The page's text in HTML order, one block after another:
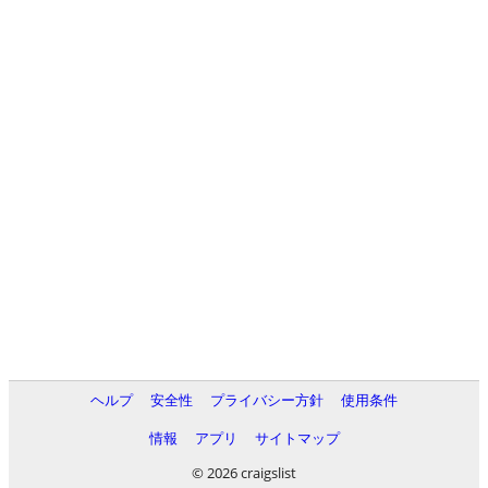
ヘルプ 安全性 プライバシー方針
使用条件
情報
アプリ
サイトマップ
© 2026 craigslist